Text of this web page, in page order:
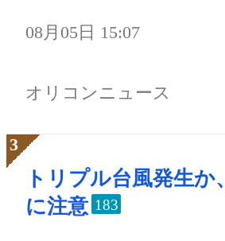
08月05日 15:07
オリコンニュース
トリプル台風発生か
に注意 183